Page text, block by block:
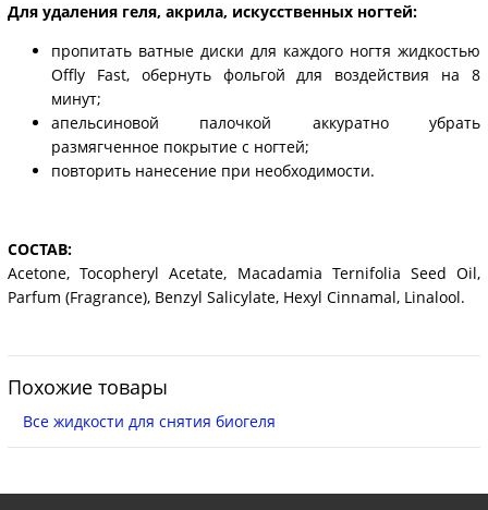
Для удаления геля, акрила, искусственных ногтей:
пропитать ватные диски для каждого ногтя жидкостью
Offly Fast, обернуть фольгой для воздействия на 8
минут;
апельсиновой палочкой аккуратно убрать
размягченное покрытие с ногтей;
повторить нанесение при необходимости.
СОСТАВ:
Acetone, Tocopheryl Acetate, Macadamia Ternifolia Seed Oil,
Parfum (Fragrance), Benzyl Salicylate, Hexyl Cinnamal, Linalool.
Похожие товары
Все жидкости для снятия биогеля